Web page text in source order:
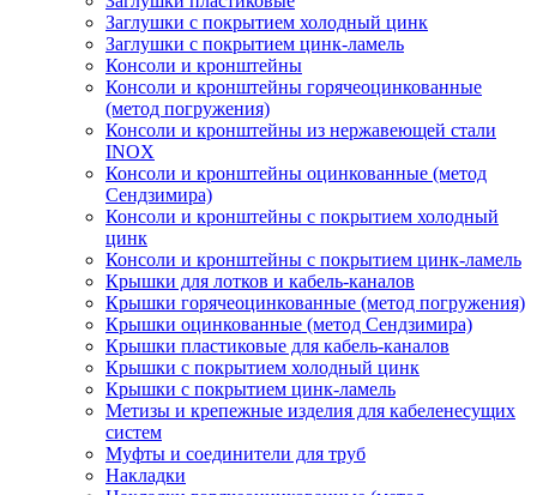
Заглушки с покрытием холодный цинк
Заглушки с покрытием цинк-ламель
Консоли и кронштейны
Консоли и кронштейны горячеоцинкованные
(метод погружения)
Консоли и кронштейны из нержавеющей стали
INOX
Консоли и кронштейны оцинкованные (метод
Сендзимира)
Консоли и кронштейны с покрытием холодный
цинк
Консоли и кронштейны с покрытием цинк-ламель
Крышки для лотков и кабель-каналов
Крышки горячеоцинкованные (метод погружения)
Крышки оцинкованные (метод Сендзимира)
Крышки пластиковые для кабель-каналов
Крышки с покрытием холодный цинк
Крышки с покрытием цинк-ламель
Метизы и крепежные изделия для кабеленесущих
систем
Муфты и соединители для труб
Накладки